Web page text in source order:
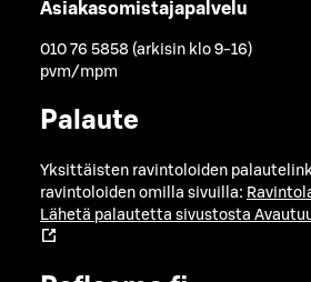
Asiakasomistajapalvelu
010 76 5858 (arkisin klo 9-16)
pvm/mpm
Palaute
Yksittäisten ravintoloiden
ravintoloiden omilla sivuilla:
Lähetä palautetta sivustosta